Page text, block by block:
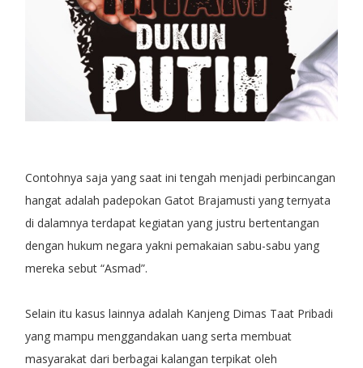
Contohnya saja yang saat ini tengah menjadi perbincangan
hangat adalah padepokan Gatot Brajamusti yang ternyata
di dalamnya terdapat kegiatan yang justru bertentangan
dengan hukum negara yakni pemakaian sabu-sabu yang
mereka sebut “Asmad”.
Selain itu kasus lainnya adalah Kanjeng Dimas Taat Pribadi
yang mampu menggandakan uang serta membuat
masyarakat dari berbagai kalangan terpikat oleh